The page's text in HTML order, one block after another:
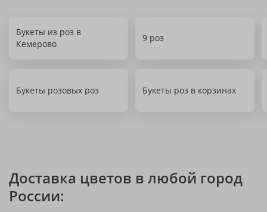
Букеты из роз в
Кемерово
9 роз
Букеты розовых роз Букеты роз в корзинах
Доставка цветов в любой город
России: